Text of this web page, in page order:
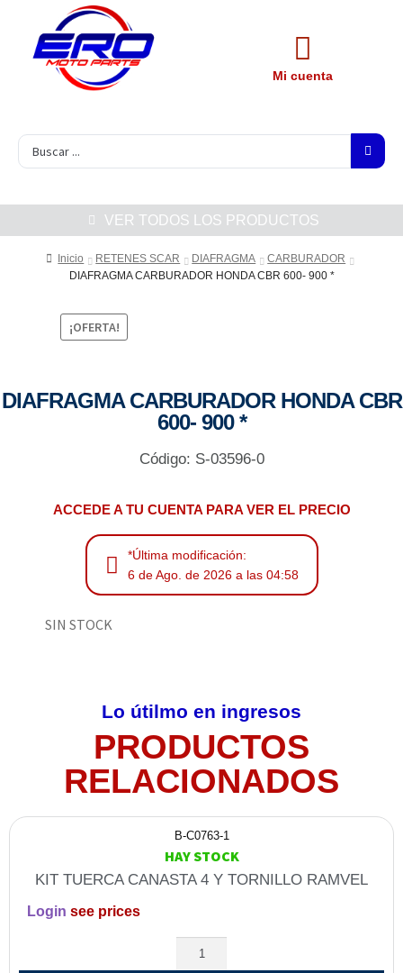
Mi cuenta
VER TODOS LOS PRODUCTOS
Inicio RETENES SCAR DIAFRAGMA
CARBURADOR
DIAFRAGMA CARBURADOR HONDA CBR 600- 900 *
¡OFERTA!
DIAFRAGMA CARBURADOR HONDA CBR
600- 900 *
Código: S-03596-0
ACCEDE A TU CUENTA PARA VER EL PRECIO
*Última modificación:
6 de Ago. de 2026 a las 04:58
SIN STOCK
Lo útilmo en ingresos
PRODUCTOS
RELACIONADOS
B-C0763-1
HAY STOCK
KIT TUERCA CANASTA 4 Y TORNILLO RAMVEL
Login see prices